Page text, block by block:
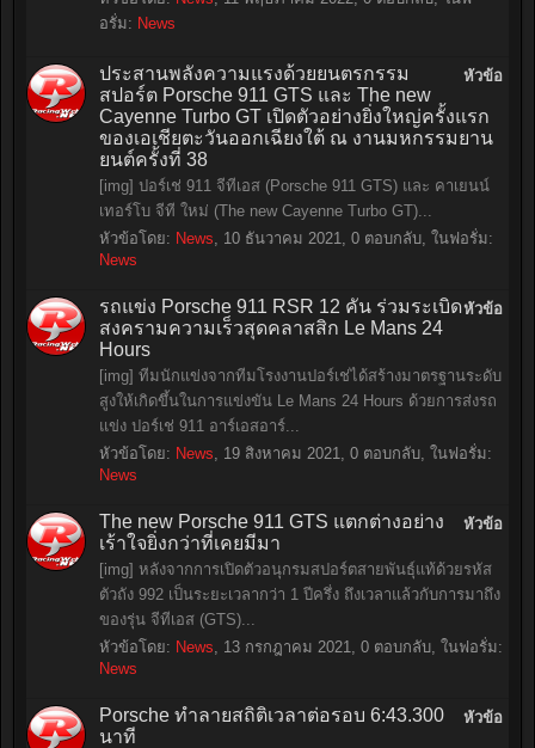
อรั่ม: News
หัวข้อ
ประสานพลังความแรงด้วยยนตรกรรม
สปอร์ต Porsche 911 GTS และ The new
Cayenne Turbo GT เปิดตัวอย่างยิ่งใหญ่ครั้งแรก
ของเอเชียตะวันออกเฉียงใต้ ณ งานมหกรรมยาน
ยนต์ครั้งที่ 38
[img] ปอร์เช่ 911 จีทีเอส (Porsche 911 GTS) และ คาเยนน์
เทอร์โบ จีที ใหม่ (The new Cayenne Turbo GT)...
หัวข้อโดย: News, 10 ธันวาคม 2021, 0 ตอบกลับ, ในฟอรั่ม:
News
หัวข้อ
รถแข่ง Porsche 911 RSR 12 คัน ร่วมระเบิด
สงครามความเร็วสุดคลาสสิก Le Mans 24
Hours
[img] ทีมนักแข่งจากทีมโรงงานปอร์เช่ได้สร้างมาตรฐานระดับ
สูงให้เกิดขึ้นในการแข่งขัน Le Mans 24 Hours ด้วยการส่งรถ
แข่ง ปอร์เช่ 911 อาร์เอสอาร์...
หัวข้อโดย: News, 19 สิงหาคม 2021, 0 ตอบกลับ, ในฟอรั่ม:
News
หัวข้อ
The new Porsche 911 GTS แตกต่างอย่าง
เร้าใจยิ่งกว่าที่เคยมีมา
[img] หลังจากการเปิดตัวอนุกรมสปอร์ตสายพันธุ์แท้ด้วยรหัส
ตัวถัง 992 เป็นระยะเวลากว่า 1 ปีครึ่ง ถึงเวลาแล้วกับการมาถึง
ของรุ่น จีทีเอส (GTS)...
หัวข้อโดย: News, 13 กรกฎาคม 2021, 0 ตอบกลับ, ในฟอรั่ม:
News
หัวข้อ
Porsche ทำลายสถิติเวลาต่อรอบ 6:43.300
นาที